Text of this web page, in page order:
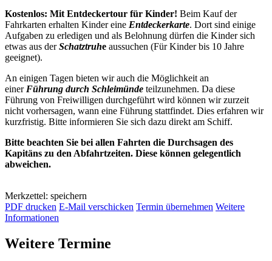
Kostenlos: Mit Entdeckertour für Kinder! Beim Kauf der
Fahrkarten erhalten Kinder eine Entdeckerkarte. Dort sind einige
Aufgaben zu erledigen und als Belohnung dürfen die Kinder sich
etwas aus der Schatztruhe aussuchen (Für Kinder bis 10 Jahre
geeignet).
An einigen Tagen bieten wir auch die Möglichkeit an
einer Führung durch Schleimünde teilzunehmen. Da diese
Führung von Freiwilligen durchgeführt wird können wir zurzeit
nicht vorhersagen, wann eine Führung stattfindet. Dies erfahren wir
kurzfristig. Bitte informieren Sie sich dazu direkt am Schiff.
Bitte beachten Sie bei allen Fahrten die Durchsagen des
Kapitäns zu den Abfahrtzeiten. Diese können gelegentlich
abweichen.
Merkzettel: speichern
PDF drucken E-Mail verschicken Termin übernehmen Weitere
Informationen
Weitere Termine